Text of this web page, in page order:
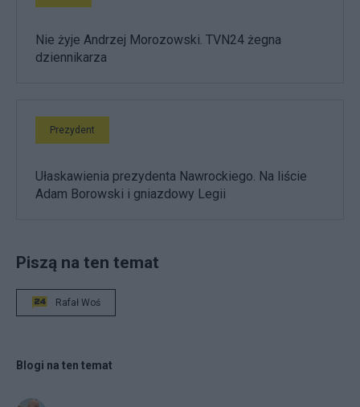
Nie żyje Andrzej Morozowski. TVN24 żegna
dziennikarza
Prezydent
Ułaskawienia prezydenta Nawrockiego. Na liście
Adam Borowski i gniazdowy Legii
Piszą na ten temat
Rafał Woś
Blogi na ten temat